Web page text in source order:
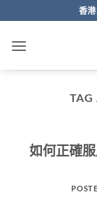
to
content
香
TAG
如何正確